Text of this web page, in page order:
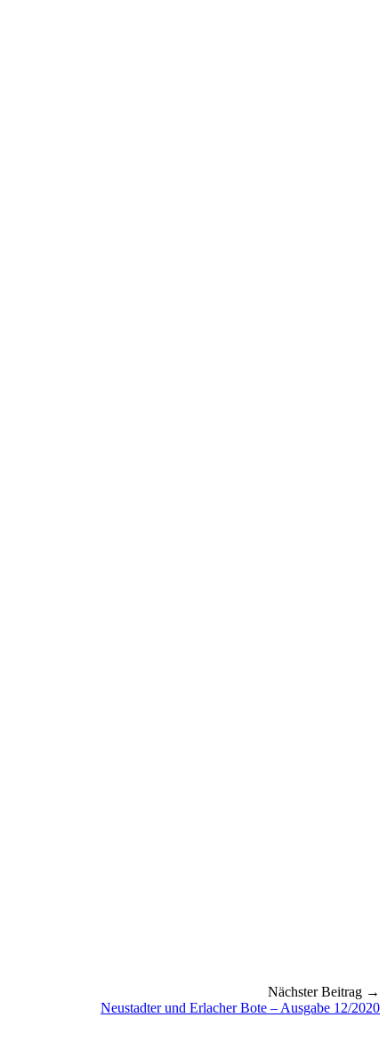
Nächster Beitrag →
Neustadter und Erlacher Bote – Ausgabe 12/2020